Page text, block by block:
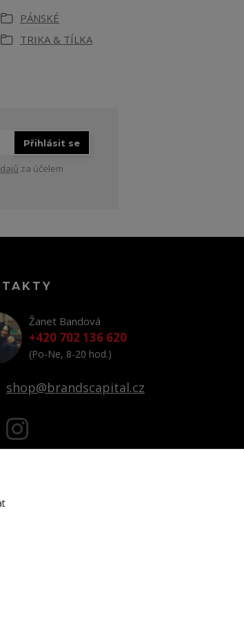
PÁNSKÉ
TRIKA & TÍLKA
Přihlásit se
za účelem
Žanet Bandová
+420 702 136 620
(Po-Ne, 8-20 hod.)
shop@brandscapital.cz